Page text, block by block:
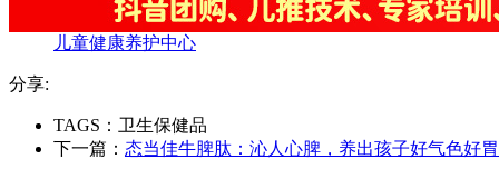
儿童健康养护中心
分享:
TAGS：卫生保健品
下一篇： 态当佳牛脾肽：沁人心脾，养出孩子好气色好